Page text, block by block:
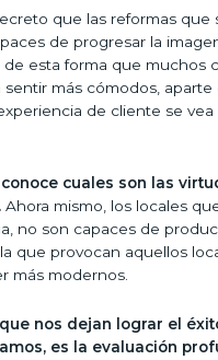
que las reformas que
de progresar la
de esta forma que muchos
más cómodos, aparte
de cliente se vea
cuales son las
Ahora mismo, los locales
no son capaces de
que provocan aquellos
más modernos.
nos dejan lograr el
es la evaluación